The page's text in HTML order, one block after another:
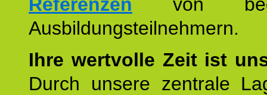
Ausbildungsteilnehmern.
Ihre wertvolle Zeit ist
Durch unsere zentrale